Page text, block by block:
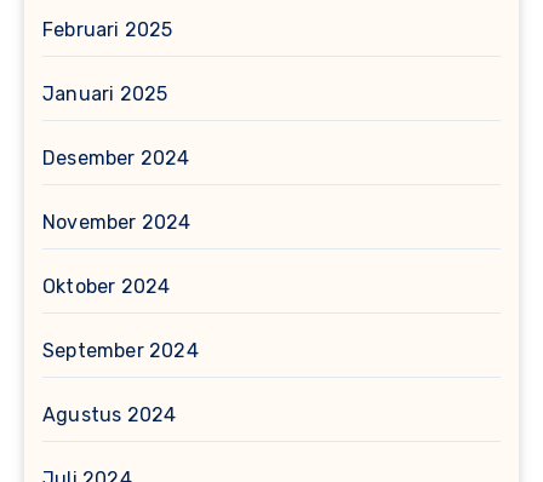
Februari 2025
Januari 2025
Desember 2024
November 2024
Oktober 2024
September 2024
Agustus 2024